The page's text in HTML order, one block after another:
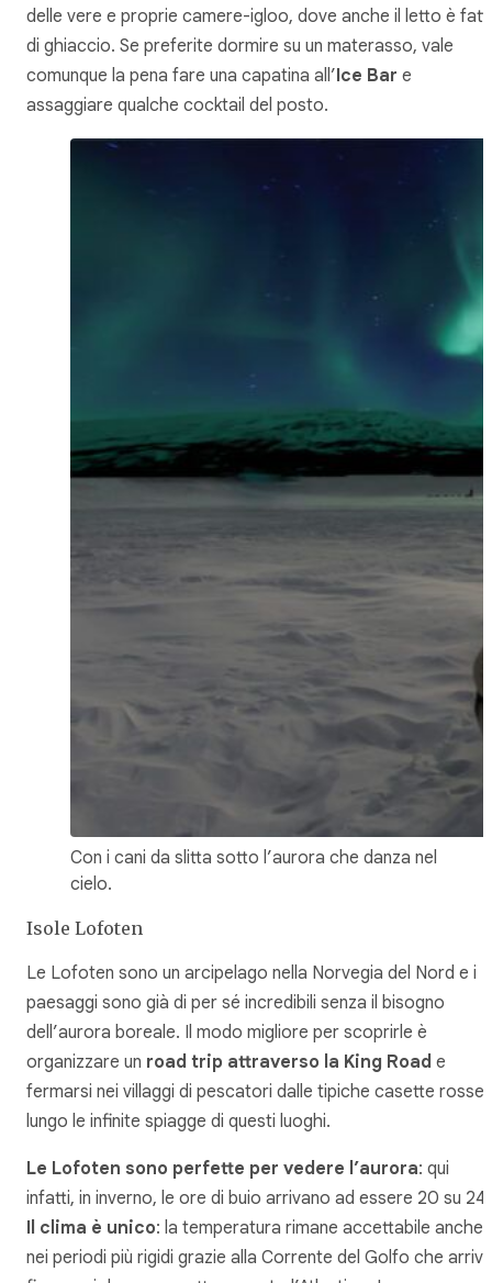
delle vere e proprie camere-igloo, dove anche il letto è
di ghiaccio. Se preferite dormire su un materasso, vale
comunque la pena fare una capatina all’Ice Bar e
assaggiare qualche cocktail del posto.
Con i cani da slitta sotto l’aurora che danza nel
cielo.
Isole Lofoten
Le Lofoten sono un arcipelago nella Norvegia del Nord e i
paesaggi sono già di per sé incredibili senza il bisogno
dell’aurora boreale. Il modo migliore per scoprirle è
organizzare un road trip attraverso la King Road e
fermarsi nei villaggi di pescatori dalle tipiche casette rosse
lungo le infinite spiagge di questi luoghi.
Le Lofoten sono perfette per vedere l’aurora: qui
infatti, in inverno, le ore di buio arrivano ad essere 20 su 24.
Il clima è unico: la temperatura rimane accettabile anche
nei periodi più rigidi grazie alla Corrente del Golfo che arriva